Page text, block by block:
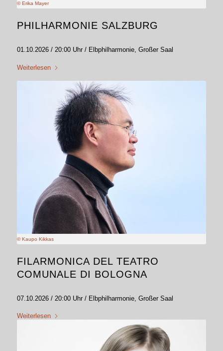
© Erika Mayer
PHILHARMONIE SALZBURG
01.10.2026 / 20:00 Uhr / Elbphilharmonie, Großer Saal
Weiterlesen
© Kaupo Kikkas
FILARMONICA DEL TEATRO
COMUNALE DI BOLOGNA
07.10.2026 / 20:00 Uhr / Elbphilharmonie, Großer Saal
Weiterlesen